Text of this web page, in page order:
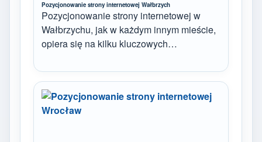
Pozycjonowanie strony internetowej Wałbrzych
Pozycjonowanie strony internetowej w
Wałbrzychu, jak w każdym innym mieście,
opiera się na kilku kluczowych…